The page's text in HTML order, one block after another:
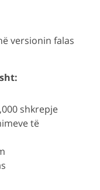
versionin falas
shkrepje
të